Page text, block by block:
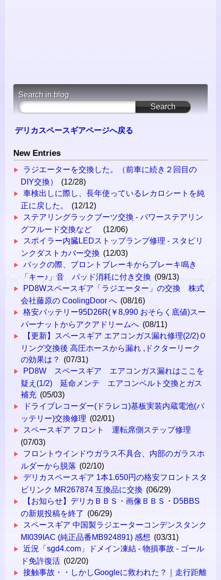
Search in blog
デリカスペースギアページへ戻る
New Entries
ラジエーターを交換した。（前車に続き２回目の
DIY交換）
(12/28)
車検出しに際し、長年使っているレカロシートを純
正に戻した。
(12/12)
ステアリングラックブーツ交換 - パワーステアリン
グフルード交換など
(12/06)
スポイラー内臓LEDストップランプ修理 - スタビリ
ンクダストカバー交換 (12/03)
バックの際、ブロントブレーキからブレーキ鳴き
「キー♪」音 パッド消耗に付き交換 (09/13)
PD8Wスペースギア「ラジエーター」の交換 株式
会社藤原の CoolingDoor へ (08/16)
格安バッテリー95D26R(￥8,990 おそらく底値)スー
パーナットからアクアドリームへ (08/11)
【更新】スペースギア エアコンガス漏れ修理(2/2)Ｏ
リング交換後 高圧ホースから漏れ ,ドクターリーク
の効果は？
(07/31)
PD8W スペースギア エアコンガス漏れはここを
疑え(1/2) 延命メンテ エアコンベルト交換とガス
補充 (05/03)
ドライブレコーダー(ドラレコ)基板実装内蔵電池(バ
ッテリー)交換修理 (02/01)
スペースギア フロント 運転席側ステップ修理
(07/03)
フロントウインドウガラス不具合、内部のガラスホ
ルダーから脱落 (02/10)
デリカスペースギア 1本1.650円の格安フロントスタ
ビリンク MR267874 互換品に交換 (06/29)
【お知らせ】デリカＢＢＳ・画像ＢＢＳ・D5BBS
の新規投稿を終了 (06/29)
スペースギア 中国製ラジエーターコンデンスタンク
MI039IAC (純正品番MB924891) 感想 (03/31)
近況「sgd4.com」ドメイン凍結 - 物損事故 - ゴール
ド免許復活 (02/20)
接触事故・・しかしGoogleに救われた？｜走行距離